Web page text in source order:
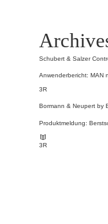
Schubert & Salzer
Anwenderbericht: MAN
3R
Bormann & Neupert by
Produktmeldung:
3R